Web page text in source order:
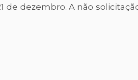
de dezembro. A não